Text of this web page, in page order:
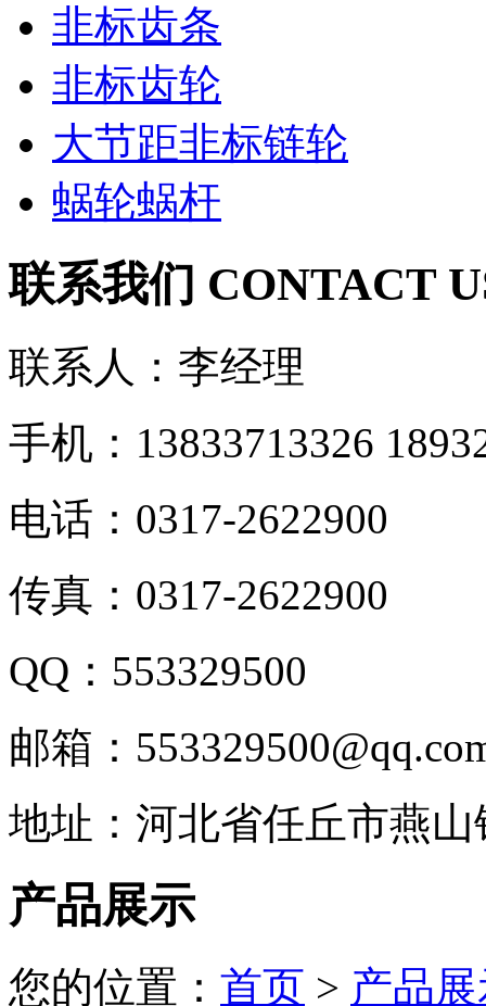
非标齿条
非标齿轮
大节距非标链轮
蜗轮蜗杆
联系我们 CONTACT
联系人：李经理
手机：13833713326
电话：0317-2622900
传真：0317-2622900
QQ：553329500
邮箱：
地址：河北省任丘市燕
产品展示
您的位置： 首页 > 产品